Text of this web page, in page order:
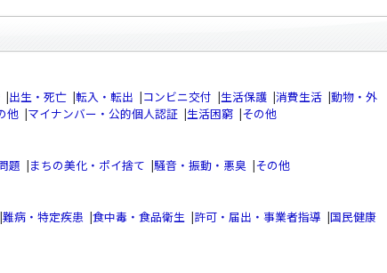
|出生・死亡 |転入・転出 |コンビニ交付 |生活保護 |消費生活 |動物・外
他 |マイナンバー・公的個人認証 |生活困窮 |その他
題 |まちの美化・ポイ捨て |騒音・振動・悪臭 |その他
|難病・特定疾患 |食中毒・食品衛生 |許可・届出・事業者指導 |国民健康